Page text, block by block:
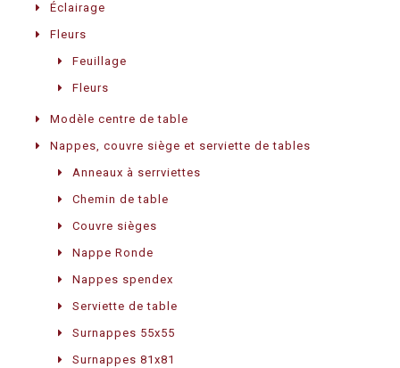
Éclairage
Fleurs
Feuillage
Fleurs
Modèle centre de table
Nappes, couvre siège et serviette de tables
Anneaux à serrviettes
Chemin de table
Couvre sièges
Nappe Ronde
Nappes spendex
Serviette de table
Surnappes 55x55
Surnappes 81x81